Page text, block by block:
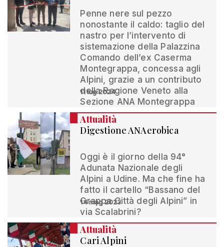
Penne nere sul pezzo
nonostante il caldo: taglio del
nastro per l’intervento di
sistemazione della Palazzina
Comando dell’ex Caserma
Montegrappa, concessa agli
Alpini, grazie a un contributo
della Regione Veneto alla
Sezione ANA Montegrappa
11 lug 2024
Attualità
Digestione ANAerobica
Oggi è il giorno della 94°
Adunata Nazionale degli
Alpini a Udine. Ma che fine ha
fatto il cartello “Bassano del
Grappa Città degli Alpini” in
via Scalabrini?
14 mag 2023
Attualità
Cari Alpini